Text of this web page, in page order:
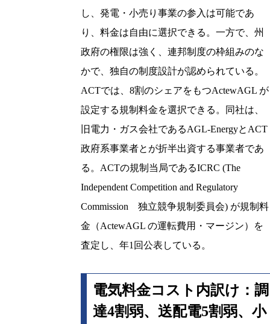
し、発電・小売り事業の参入は可能であ
り、料金は自由に選択できる。一方で、州
政府の権限は強く、連邦制度の枠組みのな
かで、独自の制度設計が認められている。
ACTでは、8割のシェアをもつActewAGL が
設定する規制料金を選択できる。同社は、
旧電力・ガス会社であるAGL-EnergyとACT
政府系事業者とが折半出資する事業者であ
る。ACTの規制当局であるICRC (The
Independent Competition and Regulatory
Commission 独立競争規制委員会) が規制料
金（ActewAGL の運転費用・マージン）を
査定し、年1回公表している。
電気料金コスト内訳け：調
達4割弱、送配電5割弱、小